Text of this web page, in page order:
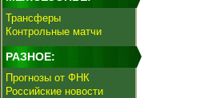
Трансферы
Контрольные матчи
РАЗНОЕ:
Прогнозы от ФНК
Российские новости